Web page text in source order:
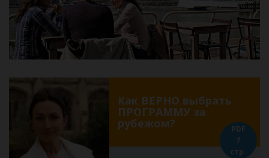
Как ВЕРНО выбрать
ПРОГРАММУ за
рубежом?
PDF
7
стр.